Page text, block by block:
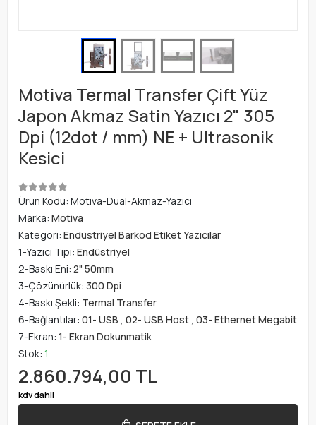
Motiva Termal Transfer Çift Yüz
Japon Akmaz Satin Yazıcı 2" 305
Dpi (12dot / mm) NE + Ultrasonik
Kesici
Ürün Kodu: Motiva-Dual-Akmaz-Yazıcı
Marka: Motiva
Kategori: Endüstriyel Barkod Etiket Yazıcılar
1-Yazıcı Tipi: Endüstriyel
2-Baskı Eni: 2" 50mm
3-Çözünürlük: 300 Dpi
4-Baskı Şekli: Termal Transfer
6-Bağlantılar: 01- USB , 02- USB Host, 03- Ethernet Megabit
7-Ekran: 1- Ekran Dokunmatik
Stok: 1
2.860.794,00 TL
kdv dahil